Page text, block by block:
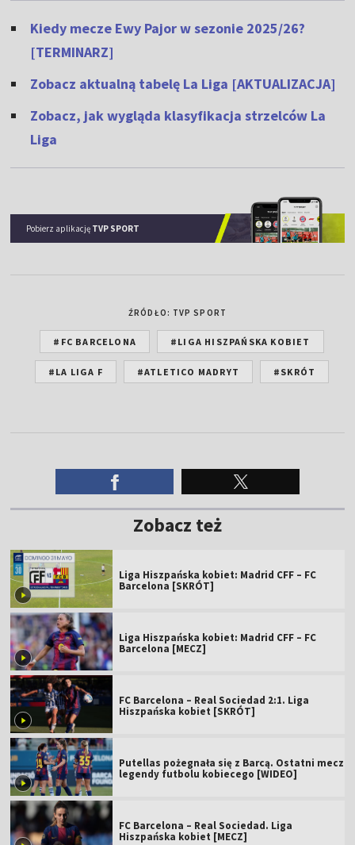
Kiedy mecze Ewy Pajor w sezonie 2025/26?
[TERMINARZ]
Zobacz aktualną tabelę La Liga [AKTUALIZACJA]
Zobacz, jak wygląda klasyfikacja strzelców La
Liga
Pobierz aplikację TVP SPORT
ŹRÓDŁO: TVP SPORT
#FC BARCELONA #LIGA HISZPAŃSKA KOBIET
#LA LIGA F #ATLETICO MADRYT #SKRÓT
Zobacz też
Liga Hiszpańska kobiet: Madrid CFF – FC
Barcelona [SKRÓT]
Liga Hiszpańska kobiet: Madrid CFF – FC
Barcelona [MECZ]
FC Barcelona – Real Sociedad 2:1. Liga
Hiszpańska kobiet [SKRÓT]
Putellas pożegnała się z Barcą. Ostatni mecz
legendy futbolu kobiecego [WIDEO]
FC Barcelona – Real Sociedad. Liga
Hiszpańska kobiet [MECZ]